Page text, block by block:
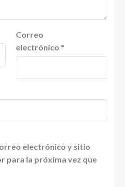
Correo
electrónico *
electrónico y sitio
para la próxima vez que